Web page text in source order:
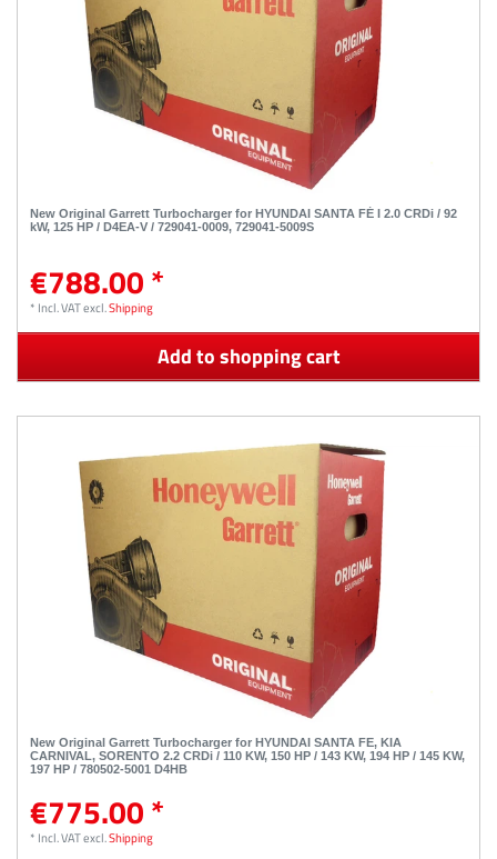
New Original Garrett Turbocharger for HYUNDAI SANTA FÉ I 2.0 CRDi / 92
kW, 125 HP / D4EA-V / 729041-0009, 729041-5009S
€788.00 *
* Incl. VATexcl.Shipping
Add to shopping cart
New Original Garrett Turbocharger for HYUNDAI SANTA FE, KIA
CARNIVAL, SORENTO 2.2 CRDi / 110 KW, 150 HP / 143 KW, 194 HP / 145 KW,
197 HP / 780502-5001 D4HB
€775.00 *
* Incl. VATexcl.Shipping